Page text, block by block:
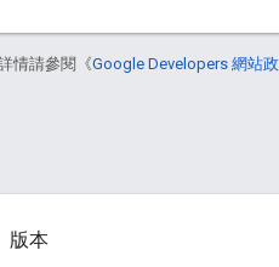
情請參閱《Google Developers 網站政
版本